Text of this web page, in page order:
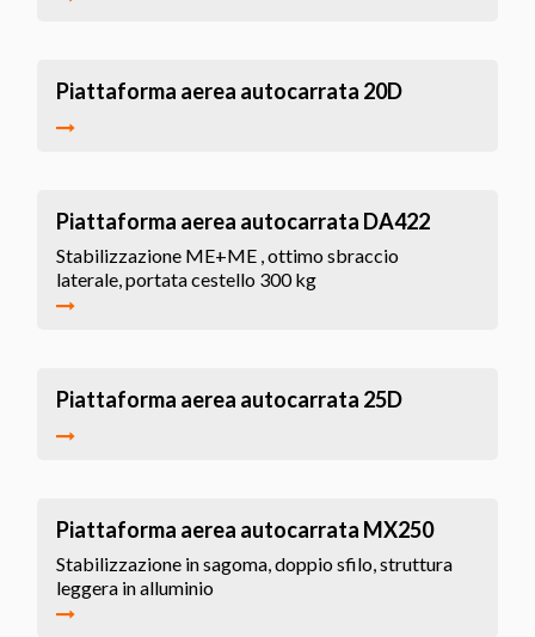
Piattaforma aerea autocarrata 20D
Piattaforma aerea autocarrata DA422
Stabilizzazione ME+ME , ottimo sbraccio
laterale, portata cestello 300 kg
Piattaforma aerea autocarrata 25D
Piattaforma aerea autocarrata MX250
Stabilizzazione in sagoma, doppio sfilo, struttura
leggera in alluminio